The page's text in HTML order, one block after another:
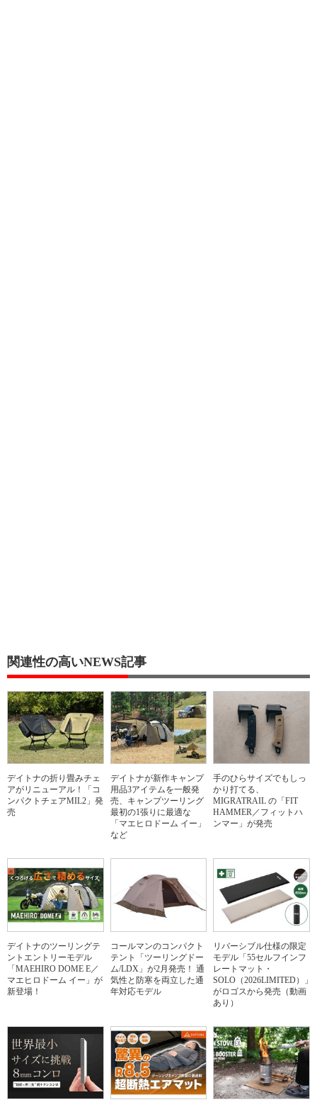
関連性の高いNEWS記事
デイトナの折り畳みチェ
アがリニューアル！「コ
ンパクトチェアMIL2」発
売
デイトナが新作キャンプ
用品3アイテムを一般発
売、キャンプツーリング
最初の1張りに最適な
「マエヒロドーム イー」
など
手のひらサイズでもしっ
かり打てる、
MIGRATRAIL の「FIT
HAMMER／フィットハ
ンマー」が発売
デイトナのツーリングテ
ントエントリーモデル
「MAEHIRO DOME E／
マエヒロドーム イー」が
新登場！
コールマンのコンパクト
テント「ツーリングドー
ム/LDX」が2月発売！ 通
気性と防寒を両立した通
年対応モデル
リバーシブル仕様の限定
モデル「55セルフインフ
レートマット・
SOLO（2026LIMITED）」
がロゴスから発売（動画
あり）